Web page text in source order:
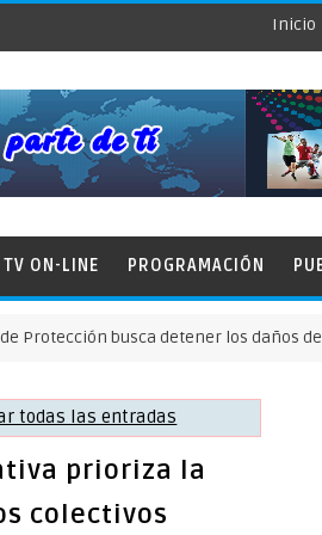
Inicio
TV ON-LINE PROGRAMACIÓN
busca detener los daños de la
todas las entradas
prioriza la
colectivos